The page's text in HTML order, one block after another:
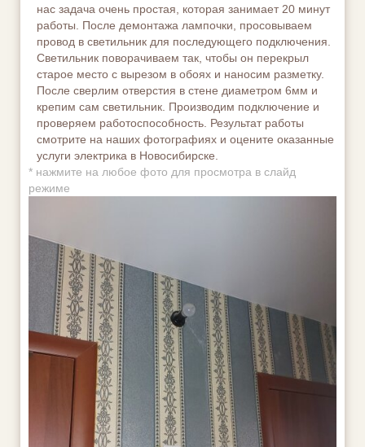
нас задача очень простая, которая занимает 20 минут
работы. После демонтажа лампочки, просовываем
провод в светильник для последующего подключения.
Светильник поворачиваем так, чтобы он перекрыл
старое место с вырезом в обоях и наносим разметку.
После сверлим отверстия в стене диаметром 6мм и
крепим сам светильник. Производим подключение и
проверяем работоспособность. Результат работы
смотрите на наших фотографиях и оцените оказанные
услуги электрика в Новосибирске.
* нажмите на любое фото для просмотра в слайд
режиме